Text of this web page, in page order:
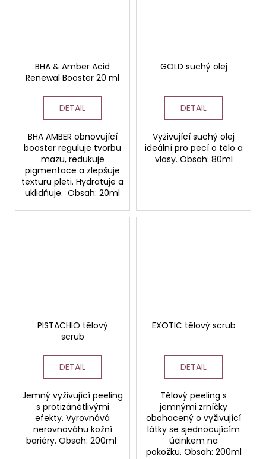
BHA & Amber Acid
Renewal Booster 20 ml
DETAIL
BHA AMBER obnovující
booster reguluje tvorbu
mazu, redukuje
pigmentace a zlepšuje
texturu pleti. Hydratuje a
uklidňuje. Obsah: 20ml
GOLD suchý olej
DETAIL
Vyživující suchý olej
ideální pro pecí o tělo a
vlasy. Obsah: 80ml
PISTACHIO tělový
scrub
DETAIL
Jemný vyživující peeling
s protizánětlivými
efekty. Vyrovnává
nerovnováhu kožní
bariéry. Obsah: 200ml
EXOTIC tělový scrub
DETAIL
Tělový peeling s
jemnými zrníčky
obohacený o vyživující
látky se sjednocujícím
účinkem na
pokožku. Obsah: 200ml